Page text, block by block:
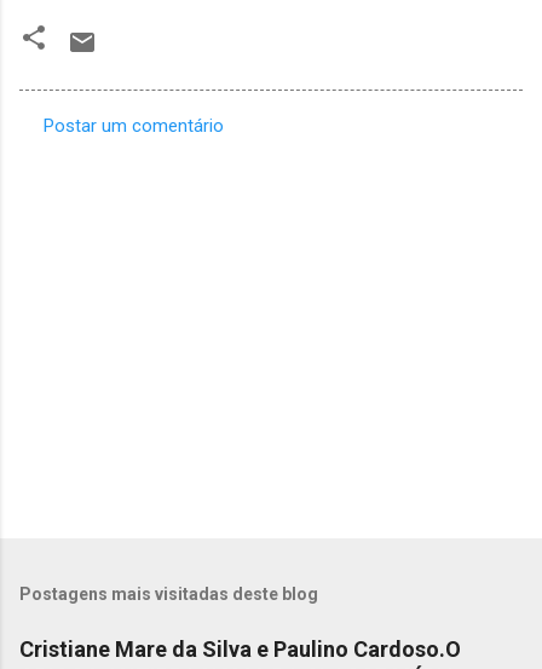
Postar um comentário
Postagens mais visitadas deste blog
Cristiane Mare da Silva e Paulino Cardoso.O